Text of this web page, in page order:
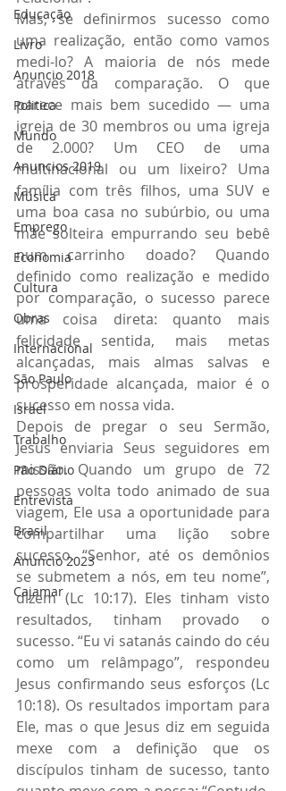
Educação
Livro
Anuncio 2018
Politica
Mundo
Anuncios 2019
Música
Emprego
Economia
Cultura
Obras
Internacional
São Paulo
Israel
Trabalho
Pão Diário
Entrevista
Brasil
Anuncio 2023
Cajamar
Mas, se definirmos sucesso como
uma realização, então como vamos
medi-lo? A maioria de nós mede
através da comparação. O que
parece mais bem sucedido — uma
igreja de 30 membros ou uma igreja
de 2.000? Um CEO de uma
multinacional ou um lixeiro? Uma
família com três filhos, uma SUV e
uma boa casa no subúrbio, ou uma
mãe solteira empurrando seu bebê
num carrinho doado? Quando
definido como realização e medido
por comparação, o sucesso parece
uma coisa direta: quanto mais
felicidade sentida, mais metas
alcançadas, mais almas salvas e
prosperidade alcançada, maior é o
sucesso em nossa vida.
Depois de pregar o seu Sermão,
Jesus enviaria Seus seguidores em
missão. Quando um grupo de 72
pessoas volta todo animado de sua
viagem, Ele usa a oportunidade para
compartilhar uma lição sobre
sucesso. “Senhor, até os demônios
se submetem a nós, em teu nome”,
dizem (Lc 10:17). Eles tinham visto
resultados, tinham provado o
sucesso. “Eu vi satanás caindo do céu
como um relâmpago”, respondeu
Jesus confirmando seus esforços (Lc
10:18). Os resultados importam para
Ele, mas o que Jesus diz em seguida
mexe com a definição que os
discípulos tinham de sucesso, tanto